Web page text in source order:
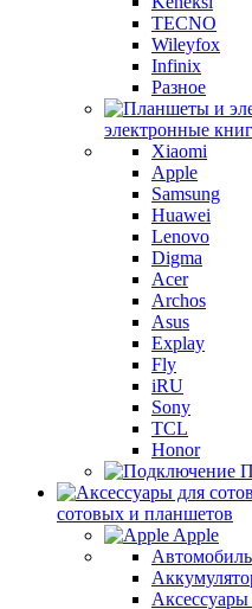
TECNO
Wileyfox
Infinix
Разное
электронные
Xiaomi
Apple
Samsung
Huawei
Lenovo
Digma
Acer
Archos
Asus
Explay
Fly
iRU
Sony
TCL
Honor
сотовых и планшетов
Apple